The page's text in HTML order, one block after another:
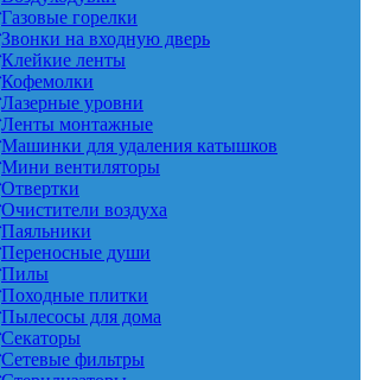
Газовые горелки
Звонки на входную дверь
Клейкие ленты
Кофемолки
Лазерные уровни
Ленты монтажные
Машинки для удаления катышков
Мини вентиляторы
Отвертки
Очистители воздуха
Паяльники
Переносные души
Пилы
Походные плитки
Пылесосы для дома
Секаторы
Сетевые фильтры